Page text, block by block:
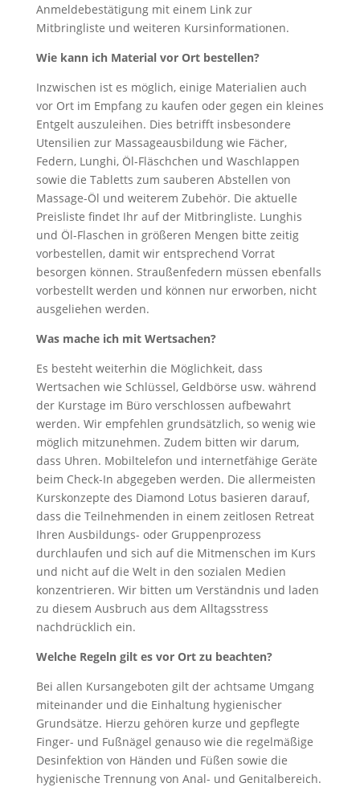
Anmeldebestätigung mit einem Link zur
Mitbringliste und weiteren Kursinformationen.
Wie kann ich Material vor Ort bestellen?
Inzwischen ist es möglich, einige Materialien auch
vor Ort im Empfang zu kaufen oder gegen ein kleines
Entgelt auszuleihen. Dies betrifft insbesondere
Utensilien zur Massageausbildung wie Fächer,
Federn, Lunghi, Öl-Fläschchen und Waschlappen
sowie die Tabletts zum sauberen Abstellen von
Massage-Öl und weiterem Zubehör. Die aktuelle
Preisliste findet Ihr auf der Mitbringliste. Lunghis
und Öl-Flaschen in größeren Mengen bitte zeitig
vorbestellen, damit wir entsprechend Vorrat
besorgen können. Straußenfedern müssen ebenfalls
vorbestellt werden und können nur erworben, nicht
ausgeliehen werden.
Was mache ich mit Wertsachen?
Es besteht weiterhin die Möglichkeit, dass
Wertsachen wie Schlüssel, Geldbörse usw. während
der Kurstage im Büro verschlossen aufbewahrt
werden. Wir empfehlen grundsätzlich, so wenig wie
möglich mitzunehmen. Zudem bitten wir darum,
dass Uhren. Mobiltelefon und internetfähige Geräte
beim Check-In abgegeben werden. Die allermeisten
Kurskonzepte des Diamond Lotus basieren darauf,
dass die Teilnehmenden in einem zeitlosen Retreat
Ihren Ausbildungs- oder Gruppenprozess
durchlaufen und sich auf die Mitmenschen im Kurs
und nicht auf die Welt in den sozialen Medien
konzentrieren. Wir bitten um Verständnis und laden
zu diesem Ausbruch aus dem Alltagsstress
nachdrücklich ein.
Welche Regeln gilt es vor Ort zu beachten?
Bei allen Kursangeboten gilt der achtsame Umgang
miteinander und die Einhaltung hygienischer
Grundsätze. Hierzu gehören kurze und gepflegte
Finger- und Fußnägel genauso wie die regelmäßige
Desinfektion von Händen und Füßen sowie die
hygienische Trennung von Anal- und Genitalbereich.